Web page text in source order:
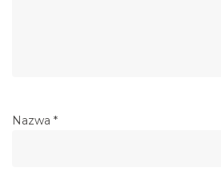
Nazwa *